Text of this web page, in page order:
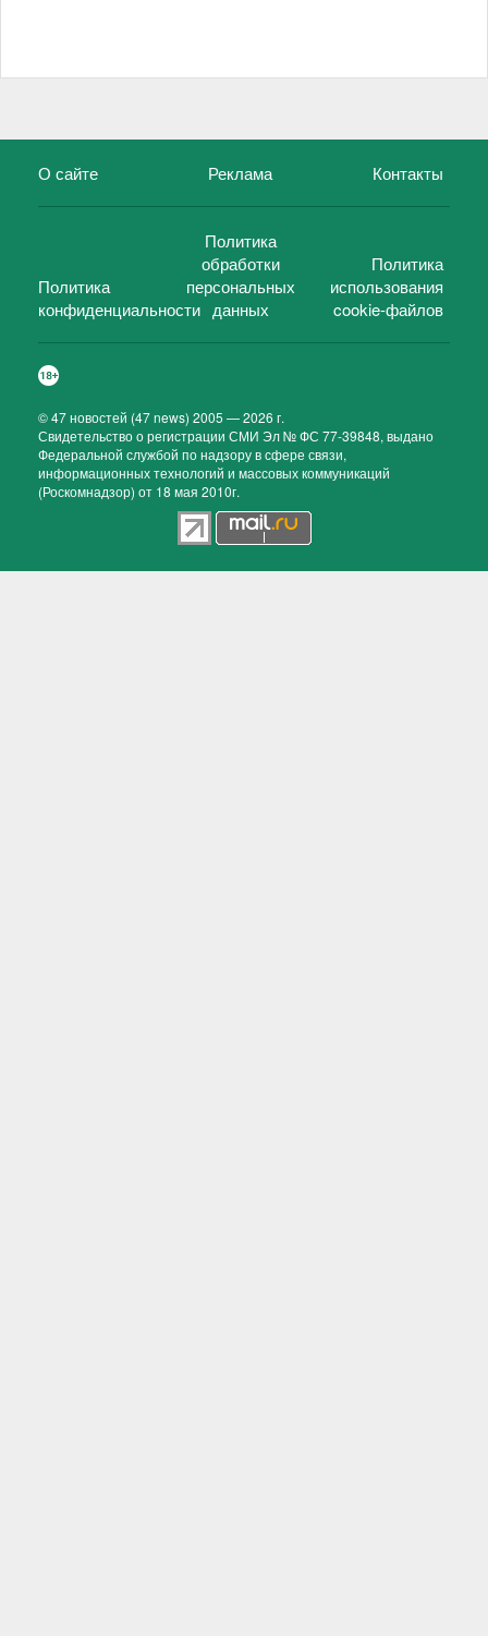
О сайте Реклама Контакты
Политика
конфиденциальности
Политика
обработки
персональных
данных
Политика
использования
cookie-файлов
©47 новостей (47 news) 2005 — 2026 г.
Свидетельство о регистрации СМИ Эл № ФС 77-39848, выдано
Федеральной службой по надзору в сфере связи,
информационных технологий и массовых коммуникаций
(Роскомнадзор) от 18 мая 2010г.